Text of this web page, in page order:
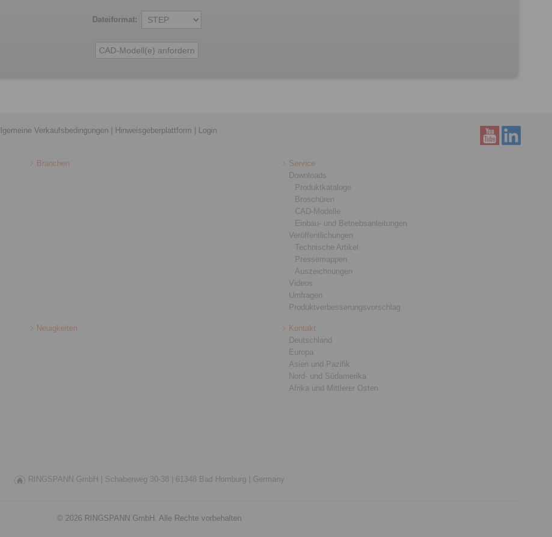
Dateiformat:
Verkaufsbedingungen Hinweisgeberplattform Login
Branchen
Service
Downloads
Produktkataloge
Broschüren
CAD-Modelle
Einbau- und Betriebsanleitungen
Veröffentlichungen
Technische Artikel
Pressemappen
Auszeichnungen
Videos
Umfragen
Produktverbesserungsvorschlag
Neuigkeiten
Kontakt
Deutschland
Europa
Asien und Pazifik
Nord- und Südamerika
Afrika und Mittlerer Osten
RINGSPANN GmbH | Schaberweg 30-38 | 61348 Bad Homburg | Germany
© 2026 RINGSPANN GmbH. Alle Rechte vorbehalten